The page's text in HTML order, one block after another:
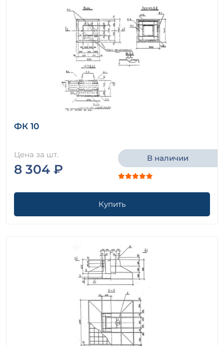
ФК 10
Цена за шт.
8 304 ₽
В наличии
Купить